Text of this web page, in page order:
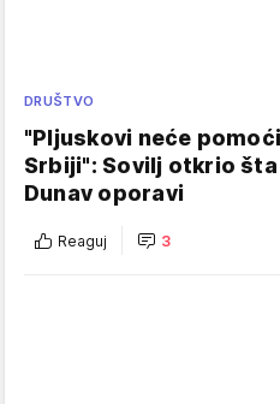
DRUŠTVO
"Pljuskovi neće
Srbiji": Sovilj otkrio
Dunav oporavi
Reaguj 3